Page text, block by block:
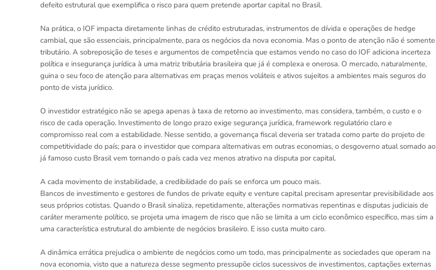
defeito estrutural que exemplifica o risco para quem pretende aportar capital no Brasil.
Na prática, o IOF impacta diretamente linhas de crédito estruturadas, instrumentos de dívida e operações de hedge
cambial, que são essenciais, principalmente, para os negócios da nova economia. Mas o ponto de atenção não é somente
tributário. A sobreposição de teses e argumentos de competência que estamos vendo no caso do IOF adiciona incerteza
política e insegurança jurídica à uma matriz tributária brasileira que já é complexa e onerosa. O mercado, naturalmente,
guina o seu foco de atenção para alternativas em praças menos voláteis e ativos sujeitos a ambientes mais seguros do
ponto de vista jurídico.
O investidor estratégico não se apega apenas à taxa de retorno ao investimento, mas considera, também, o custo e o
risco de cada operação. Investimento de longo prazo exige segurança jurídica, framework regulatório claro e
compromisso real com a estabilidade. Nesse sentido, a governança fiscal deveria ser tratada como parte do projeto de
competitividade do país; para o investidor que compara alternativas em outras economias, o desgoverno atual somado ao
já famoso custo Brasil vem tornando o país cada vez menos atrativo na disputa por capital.
A cada movimento de instabilidade, a credibilidade do país se enforca um pouco mais.
Bancos de investimento e gestores de fundos de private equity e venture capital precisam apresentar previsibilidade aos
seus próprios cotistas. Quando o Brasil sinaliza, repetidamente, alterações normativas repentinas e disputas judiciais de
caráter meramente político, se projeta uma imagem de risco que não se limita a um ciclo econômico específico, mas sim a
uma característica estrutural do ambiente de negócios brasileiro. E isso custa muito caro.
A dinâmica errática prejudica o ambiente de negócios como um todo, mas principalmente as sociedades que operam na
nova economia, visto que a natureza desse segmento pressupõe ciclos sucessivos de investimentos, captações externas